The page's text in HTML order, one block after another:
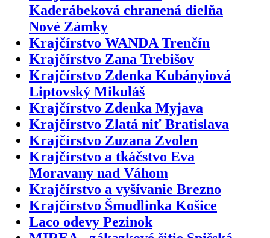
Kaderábeková chranená dielňa
Nové Zámky
Krajčírstvo WANDA Trenčín
Krajčírstvo Zana Trebišov
Krajčírstvo Zdenka Kubányiová
Liptovský Mikuláš
Krajčírstvo Zdenka Myjava
Krajčírstvo Zlatá niť Bratislava
Krajčírstvo Zuzana Zvolen
Krajčírstvo a tkáčstvo Eva
Moravany nad Váhom
Krajčírstvo a vyšívanie Brezno
Krajčírstvo Šmudlinka Košice
Laco odevy Pezinok